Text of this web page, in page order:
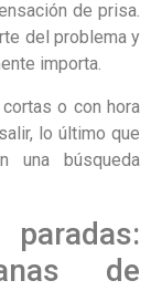
de prisa.
del problema y
importa.
o con hora
lo último que
una búsqueda
de